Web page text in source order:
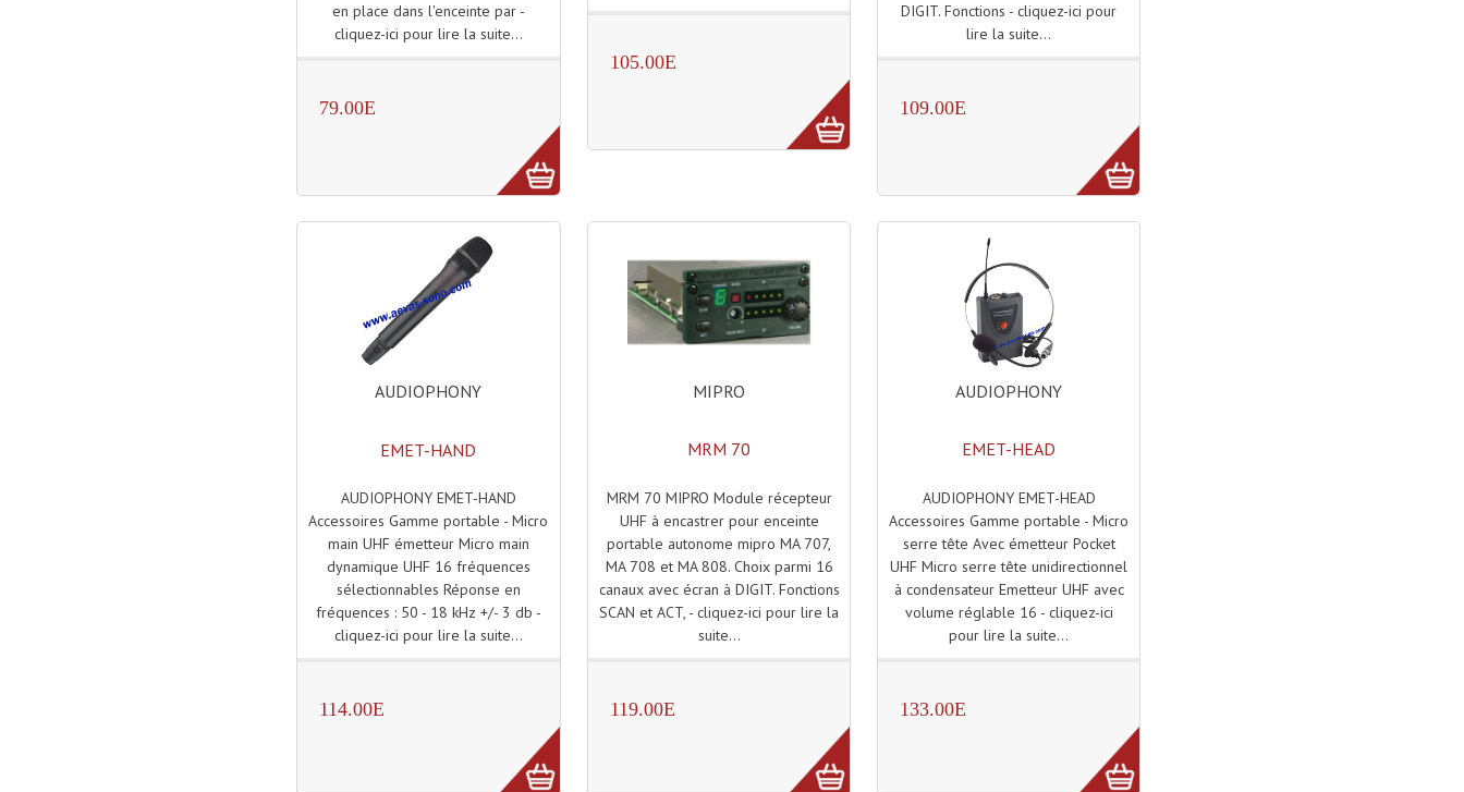
en place dans l'enceinte par -
cliquez-ici pour lire la suite...
79.00E
105.00E
DIGIT. Fonctions - cliquez-ici pour
lire la suite...
109.00E
AUDIOPHONY
EMET-HAND
AUDIOPHONY EMET-HAND
Accessoires Gamme portable - Micro
main UHF émetteur Micro main
dynamique UHF 16 fréquences
sélectionnables Réponse en
fréquences : 50 - 18 kHz +/- 3 db -
cliquez-ici pour lire la suite...
114.00E
MIPRO
MRM 70
MRM 70 MIPRO Module récepteur
UHF à encastrer pour enceinte
portable autonome mipro MA 707,
MA 708 et MA 808. Choix parmi 16
canaux avec écran à DIGIT. Fonctions
SCAN et ACT, - cliquez-ici pour lire la
suite...
119.00E
AUDIOPHONY
EMET-HEAD
AUDIOPHONY EMET-HEAD
Accessoires Gamme portable - Micro
serre tête Avec émetteur Pocket
UHF Micro serre tête unidirectionnel
à condensateur Emetteur UHF avec
volume réglable 16 - cliquez-ici
pour lire la suite...
133.00E